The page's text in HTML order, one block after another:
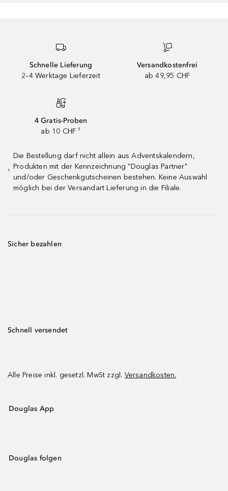
Schnelle Lieferung
2–4 Werktage Lieferzeit
Versandkostenfrei
ab 49,95 CHF
4 Gratis-Proben
ab 10 CHF ¹
¹
Die Bestellung darf nicht allein aus Adventskalendern,
Produkten mit der Kennzeichnung "Douglas Partner"
und/oder Geschenkgutscheinen bestehen. Keine Auswahl
möglich bei der Versandart Lieferung in die Filiale.
Sicher bezahlen
Schnell versendet
Alle Preise inkl. gesetzl. MwSt zzgl. Versandkosten.
Douglas App
Douglas folgen